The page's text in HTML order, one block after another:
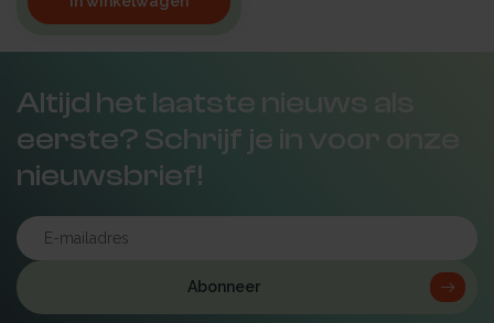
Altijd het laatste nieuws als
eerste? Schrijf je in voor onze
nieuwsbrief!
Abonneer